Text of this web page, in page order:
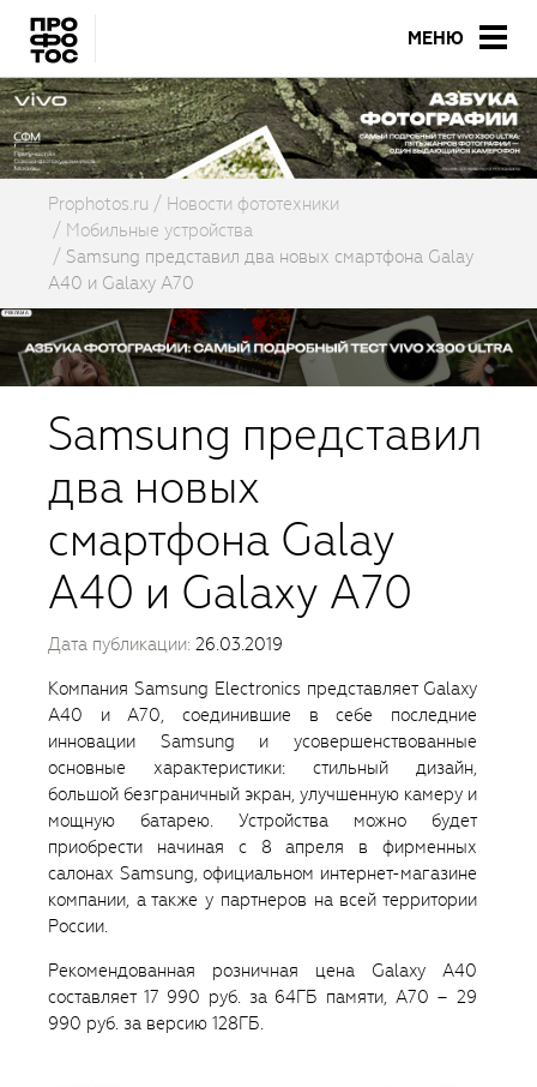
МЕНЮ
Prophotos.ru
Новости фототехники
Мобильные устройства
Samsung представил два новых смартфона Galay
A40 и Galaxy A70
Samsung представил
два новых
смартфона Galay
A40 и Galaxy A70
Дата публикации: 26.03.2019
Компания Samsung Electronics представляет Galaxy
A40 и А70, соединившие в себе последние
инновации Samsung и усовершенствованные
основные характеристики: стильный дизайн,
большой безграничный экран, улучшенную камеру и
мощную батарею. Устройства можно будет
приобрести начиная с 8 апреля в фирменных
салонах Samsung, официальном интернет-магазине
компании, а также у партнеров на всей территории
России.
Рекомендованная розничная цена Galaxy A40
составляет 17 990 руб. за 64ГБ памяти, А70 – 29
990 руб. за версию 128ГБ.